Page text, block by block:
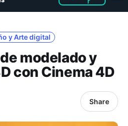
y Arte digital
modelado y
con Cinema 4D
Share